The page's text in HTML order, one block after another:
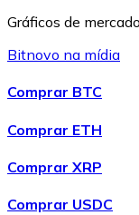
Litecoin
Gráficos de
Bitnovo na mídia
Comprar BTC
Comprar ETH
Comprar XRP
Comprar USDC